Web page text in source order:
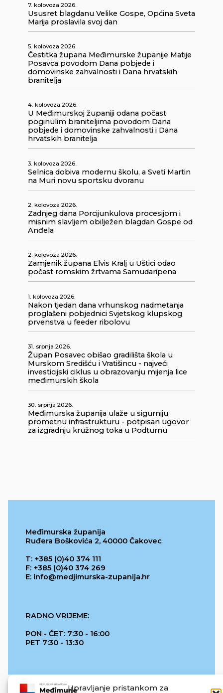
Upravljanje pristankom za
7. kolovoza 2026.
Ususret blagdanu Velike Gospe, Općina Sveta
Marija proslavila svoj dan
5. kolovoza 2026.
Čestitka župana Međimurske županije Matije
Posavca povodom Dana pobjede i
domovinske zahvalnosti i Dana hrvatskih
branitelja
4. kolovoza 2026.
U Međimurskoj županiji odana počast
poginulim braniteljima povodom Dana
pobjede i domovinske zahvalnosti i Dana
hrvatskih branitelja
3. kolovoza 2026.
Selnica dobiva modernu školu, a Sveti Martin
na Muri novu sportsku dvoranu
2. kolovoza 2026.
Zadnjeg dana Porcijunkulova procesijom i
misnim slavljem obilježen blagdan Gospe od
Anđela
2. kolovoza 2026.
Zamjenik župana Elvis Kralj u Uštici odao
počast romskim žrtvama Samudaripena
1. kolovoza 2026.
Nakon tjedan dana vrhunskog nadmetanja
proglašeni pobjednici Svjetskog klupskog
prvenstva u feeder ribolovu
31. srpnja 2026.
Župan Posavec obišao gradilišta škola u
Murskom Središću i Vratišincu - najveći
investicijski ciklus u obrazovanju mijenja lice
međimurskih škola
30. srpnja 2026.
Međimurska županija ulaže u sigurniju
prometnu infrastrukturu - potpisan ugovor
za izgradnju kružnog toka u Podturnu
Međimurska županija
Ruđera Boškovića 2, 40000 Čakovec
T: +385 (0)40 374 111
F: +385 (0)40 374 269
E: info@medjimurska-zupanija.hr
RADNO VRIJEME:
PON - ČET: 7:30 - 16:00
PET 7:30 - 13:30